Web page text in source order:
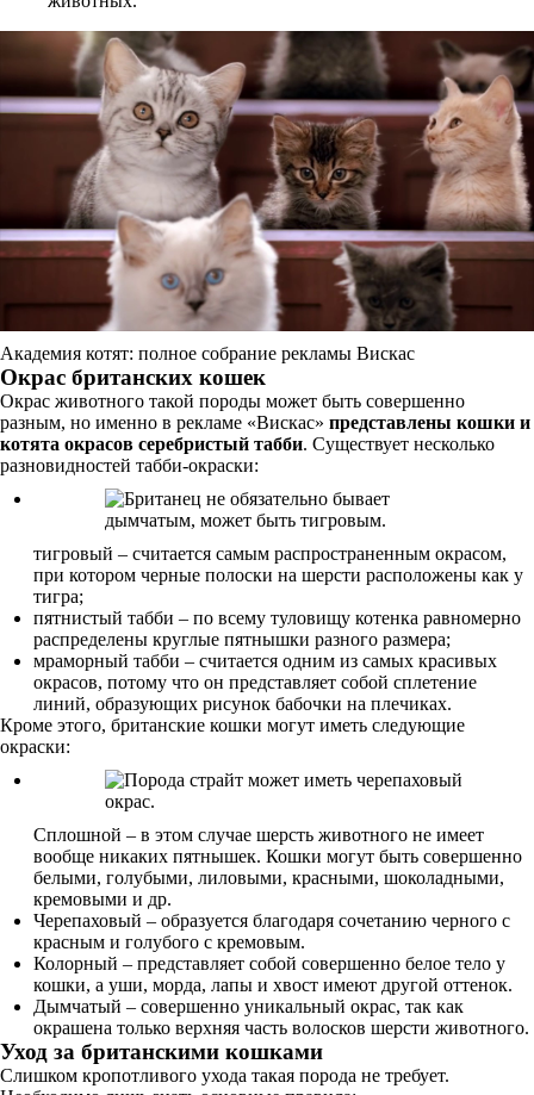
Академия котят: полное собрание рекламы Вискас
Окрас британских кошек
Окрас животного такой породы может быть совершенно
разным, но именно в рекламе «Вискас» представлены кошки и
котята окрасов серебристый табби. Существует несколько
разновидностей табби-окраски:
тигровый – считается самым распространенным окрасом,
при котором черные полоски на шерсти расположены как у
тигра;
пятнистый табби – по всему туловищу котенка равномерно
распределены круглые пятнышки разного размера;
мраморный табби – считается одним из самых красивых
окрасов, потому что он представляет собой сплетение
линий, образующих рисунок бабочки на плечиках.
Кроме этого, британские кошки могут иметь следующие
окраски:
Сплошной – в этом случае шерсть животного не имеет
вообще никаких пятнышек. Кошки могут быть совершенно
белыми, голубыми, лиловыми, красными, шоколадными,
кремовыми и др.
Черепаховый – образуется благодаря сочетанию черного с
красным и голубого с кремовым.
Колорный – представляет собой совершенно белое тело у
кошки, а уши, морда, лапы и хвост имеют другой оттенок.
Дымчатый – совершенно уникальный окрас, так как
окрашена только верхняя часть волосков шерсти животного.
Уход за британскими кошками
Слишком кропотливого ухода такая порода не требует.